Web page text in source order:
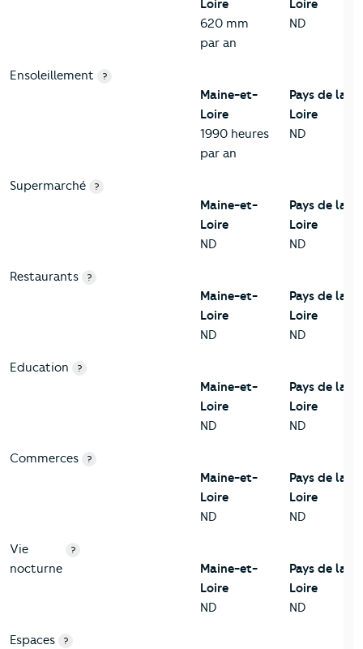
Loire
620 mm
par an
Loire
ND
Ensoleillement ?
Maine-et-
Loire
1990 heures
par an
Pays de la
Loire
ND
Supermarché ?
Maine-et-
Loire
ND
Pays de la
Loire
ND
Restaurants ?
Maine-et-
Loire
ND
Pays de la
Loire
ND
Education ?
Maine-et-
Loire
ND
Pays de la
Loire
ND
Commerces ?
Maine-et-
Loire
ND
Pays de la
Loire
ND
Vie
nocturne
?
Maine-et-
Loire
ND
Pays de la
Loire
ND
Espaces
?